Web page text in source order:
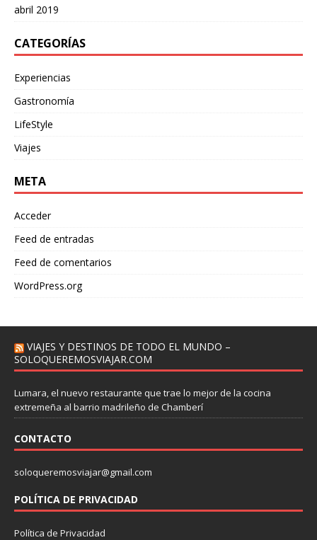
abril 2019
CATEGORÍAS
Experiencias
Gastronomía
LifeStyle
Viajes
META
Acceder
Feed de entradas
Feed de comentarios
WordPress.org
VIAJES Y DESTINOS DE TODO EL MUNDO –
SOLOQUEREMOSVIAJAR.COM
Lumara, el nuevo restaurante que trae lo mejor de la cocina
extremeña al barrio madrileño de Chamberí
CONTACTO
soloqueremosviajar@gmail.com
POLÍTICA DE PRIVACIDAD
Política de Privacidad